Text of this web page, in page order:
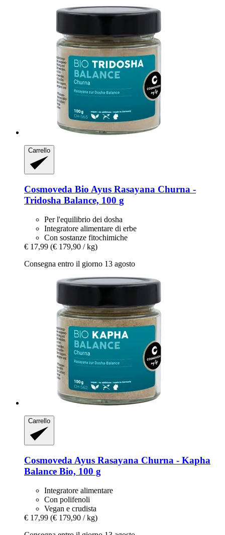
Carrello
Cosmoveda Bio Ayus Rasayana Churna -​
Tridosha Balance, 100 g
Per l'equilibrio dei dosha
Integratore alimentare di erbe
Con sostanze fitochimiche
€ 17,99 (€ 179,90 / kg)
Consegna entro il giorno 13 agosto
Carrello
Cosmoveda Ayus Rasayana Churna -​ Kapha
Balance Bio, 100 g
Integratore alimentare
Con polifenoli
Vegan e crudista
€ 17,99 (€ 179,90 / kg)